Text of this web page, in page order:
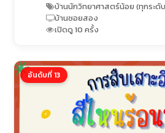
บ้านนักวิทยาศาสตร์น้อย (ทุกระดั
บ้านซอยสอง
เปิดดู 10 ครั้ง
อันดับที่ 13